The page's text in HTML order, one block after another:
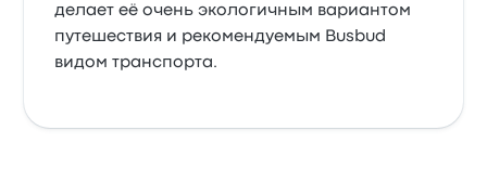
делает её очень экологичным вариантом
путешествия и рекомендуемым Busbud
видом транспорта.